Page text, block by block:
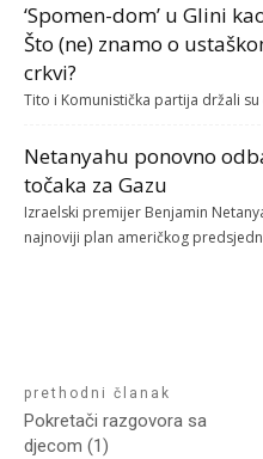
‘Spomen-dom’ u Glini
Što (ne) znamo o
crkvi?
Tito i Komunistička partija držali
Netanyahu ponovno
točaka za Gazu
Izraelski premijer Benjamin
najnoviji plan američkog
prethodni članak
Pokretači razgovora sa
djecom (1)